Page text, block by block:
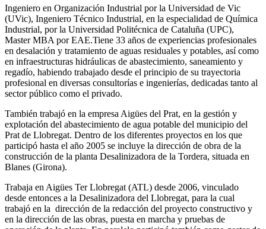
Ingeniero en Organización Industrial por la Universidad de Vic
(UVic), Ingeniero Técnico Industrial, en la especialidad de Química
Industrial, por la Universidad Politécnica de Cataluña (UPC),
Master MBA por EAE.Tiene 33 años de experiencias profesionales
en desalación y tratamiento de aguas residuales y potables, así como
en infraestructuras hidráulicas de abastecimiento, saneamiento y
regadío, habiendo trabajado desde el principio de su trayectoria
profesional en diversas consultorías e ingenierías, dedicadas tanto al
sector público como el privado.
También trabajó en la empresa Aigües del Prat, en la gestión y
explotación del abastecimiento de agua potable del municipio del
Prat de Llobregat. Dentro de los diferentes proyectos en los que
participó hasta el año 2005 se incluye la dirección de obra de la
construcción de la planta Desalinizadora de la Tordera, situada en
Blanes (Girona).
Trabaja en Aigües Ter Llobregat (ATL) desde 2006, vinculado
desde entonces a la Desalinizadora del Llobregat, para la cual
trabajó en la dirección de la redacción del proyecto constructivo y
en la dirección de las obras, puesta en marcha y pruebas de